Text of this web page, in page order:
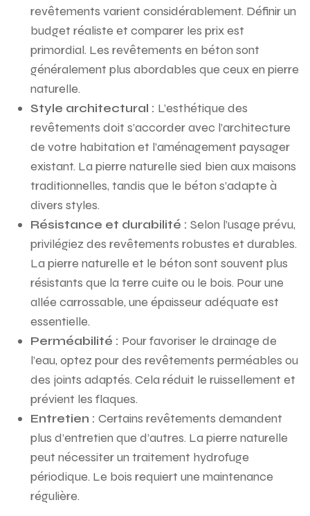
revêtements varient considérablement. Définir un
budget réaliste et comparer les prix est
primordial. Les revêtements en béton sont
généralement plus abordables que ceux en pierre
naturelle.
Style architectural : L’esthétique des
revêtements doit s’accorder avec l’architecture
de votre habitation et l’aménagement paysager
existant. La pierre naturelle sied bien aux maisons
traditionnelles, tandis que le béton s’adapte à
divers styles.
Résistance et durabilité : Selon l’usage prévu,
privilégiez des revêtements robustes et durables.
La pierre naturelle et le béton sont souvent plus
résistants que la terre cuite ou le bois. Pour une
allée carrossable, une épaisseur adéquate est
essentielle.
Perméabilité : Pour favoriser le drainage de
l’eau, optez pour des revêtements perméables ou
des joints adaptés. Cela réduit le ruissellement et
prévient les flaques.
Entretien : Certains revêtements demandent
plus d’entretien que d’autres. La pierre naturelle
peut nécessiter un traitement hydrofuge
périodique. Le bois requiert une maintenance
régulière.